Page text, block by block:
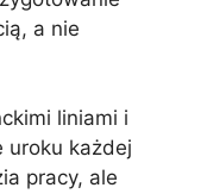
a nie
liniami i
uroku każdej
pracy, ale